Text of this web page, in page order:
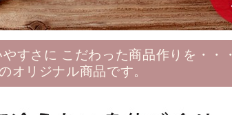
すさに こだわった商品作りを・・・
オリジナル商品です。